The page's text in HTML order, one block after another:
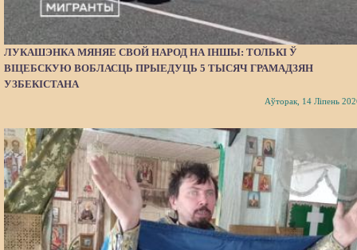
ЛУКАШЭНКА МЯНЯЕ СВОЙ НАРОД НА ІНШЫ: ТОЛЬКІ Ў
ВІЦЕБСКУЮ ВОБЛАСЦЬ ПРЫЕДУЦЬ 5 ТЫСЯЧ ГРАМАДЗЯН
УЗБЕКІСТАНА
Аўторак, 14 Ліпень